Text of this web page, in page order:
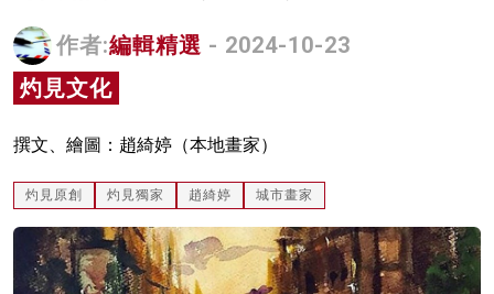
名家榜
灼見活動
關於我們
作者:編輯精選 - 2024-10-23
灼見文化
撰文、繪圖：趙綺婷（本地畫家）
灼見原創 灼見獨家 趙綺婷 城市畫家